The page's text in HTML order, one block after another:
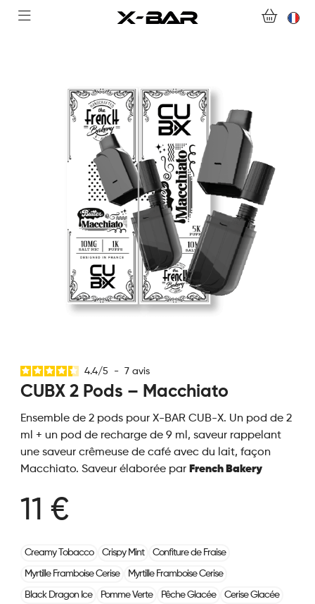
NOUS CONTACTER
FOIRE AUX QUESTIONS
DEVENIR REVENDEUR
MON COMPTE
4.4/5 - 7 avis
CUBX 2 Pods – Macchiato
Ensemble de 2 pods pour X-BAR CUB-X. Un pod de 2
ml + un pod de recharge de 9 ml, saveur rappelant
une saveur crêmeuse de café avec du lait, façon
Macchiato. Saveur élaborée par French Bakery
11 €
Creamy Tobacco Crispy Mint Confiture de Fraise
Myrtille Framboise Cerise Myrtille Framboise Cerise
Black Dragon Ice Pomme Verte Pêche Glacée Cerise Glacée